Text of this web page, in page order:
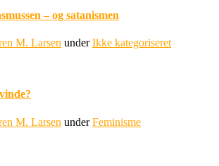
– og satanismen
M. Larsen underIkke kategoriseret
M. Larsen underFeminisme